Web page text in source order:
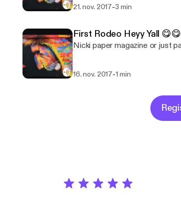
21. nov. 2017-3 min
First Rodeo Heyy Yall
Nicki paper magazine or just
16. nov. 2017-1 min